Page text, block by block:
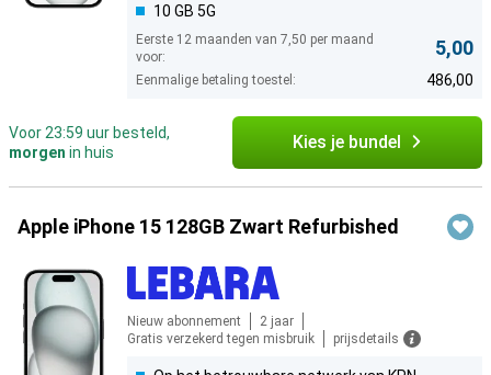
10 GB 5G
Eerste 12 maanden van 7,50 per maand
voor:
5,00
Eenmalige betaling toestel: 486,00
Voor 23:59 uur besteld,
morgen in huis Kies je bundel
Apple iPhone 15 128GB Zwart Refurbished
Nieuw abonnement
2 jaar
Gratis verzekerd tegen misbruik
prijsdetails